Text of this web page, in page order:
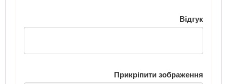
Відгук
Прикріпити зображення